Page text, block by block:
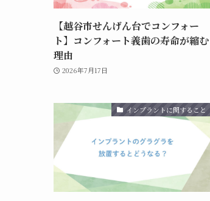
【越谷市せんげん台でコンフォー
ト】コンフォート義歯の寿命が縮む
理由
2026年7月17日
インプラントに関すること